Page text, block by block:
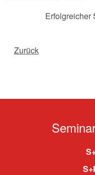
Erfolgreicher
Zurück